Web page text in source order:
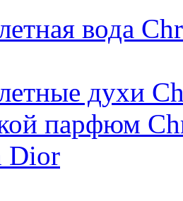
вода
духи
парфюм
Dior